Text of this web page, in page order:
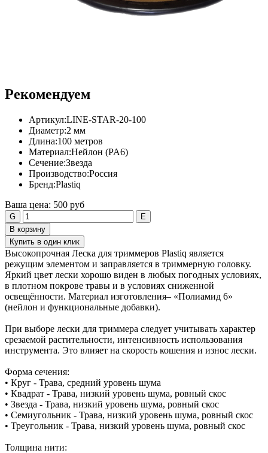
Рекомендуем
Артикул:LINE-STAR-20-100
Диаметр:2 мм
Длина:100 метров
Материал:Нейлон (PA6)
Сечение:Звезда
Производство:Россия
Бренд:Plastiq
Ваша цена: 500 руб
G
E
В корзину
Купить в один клик
Высокопрочная Леска для триммеров Plastiq является
режущим элементом и заправляется в триммерную головку.
Яркий цвет лески хорошо виден в любых погодных условиях,
в плотном покрове травы и в условиях сниженной
освещённости. Материал изготовления– «Полиамид 6»
(нейлон и функциональные добавки).
При выборе лески для триммера следует учитывать характер
срезаемой растительности, интенсивность использования
инструмента. Это влияет на скорость кошения и износ лески.
Форма сечения:
• Круг - Трава, средний уровень шума
• Квадрат - Трава, низкий уровень шума, ровный скос
• Звезда - Трава, низкий уровень шума, ровный скос
• Семиугольник - Трава, низкий уровень шума, ровный скос
• Треугольник - Трава, низкий уровень шума, ровный скос
Толщина нити: